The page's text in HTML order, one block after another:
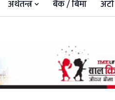
अर्थतन्त्र बैंक / बिमा अटो